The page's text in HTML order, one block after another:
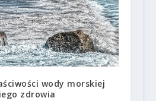
wody morskiej
zdrowia